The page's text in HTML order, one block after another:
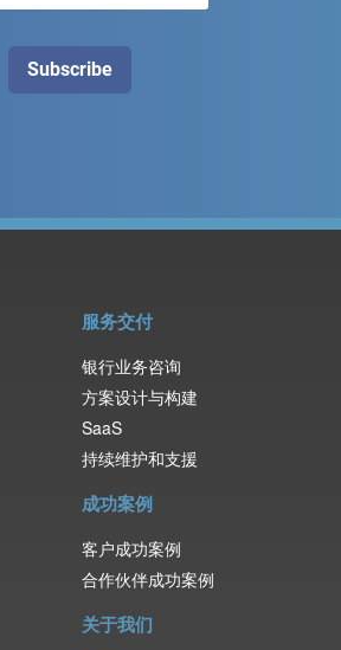
服务交付
银行业务咨询
方案设计与构建
SaaS
持续维护和支援
成功案例
客户成功案例
合作伙伴成功案例
关于我们